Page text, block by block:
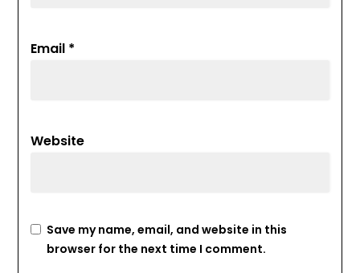
Email *
Website
Save my name, email, and website in this
browser for the next time I comment.